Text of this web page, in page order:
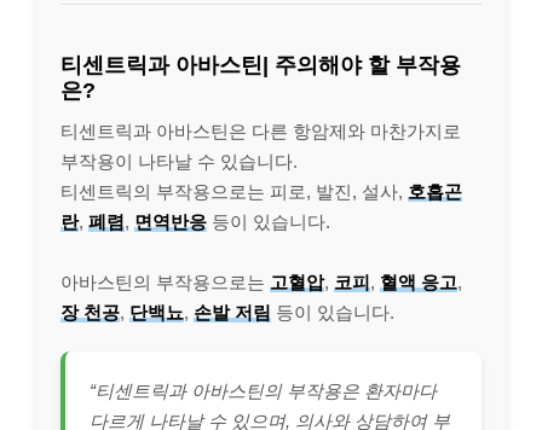
티센트릭과 아바스틴| 주의해야 할 부작용
은?
티센트릭과 아바스틴은 다른 항암제와 마찬가지로
부작용이 나타날 수 있습니다.
티센트릭의 부작용으로는 피로, 발진, 설사, 호흡곤
란, 폐렴, 면역반응 등이 있습니다.
아바스틴의 부작용으로는 고혈압, 코피, 혈액 응고,
장 천공, 단백뇨, 손발 저림 등이 있습니다.
“티센트릭과 아바스틴의 부작용은 환자마다
다르게 나타날 수 있으며, 의사와 상담하여 부